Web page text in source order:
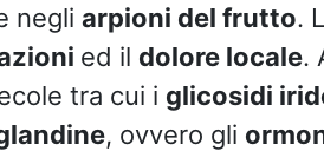
negli arpioni del frutto.
ed il dolore locale.
tra cui i glicosidi
, ovvero gli